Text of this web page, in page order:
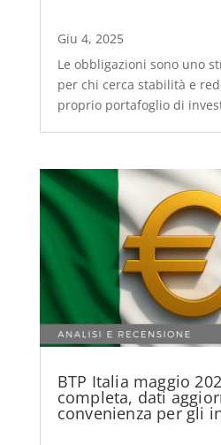
Giu 4, 2025
Le obbligazioni sono uno
per chi cerca stabilità e
proprio portafoglio di
BTP Italia maggio
completa, dati
convenienza per gli